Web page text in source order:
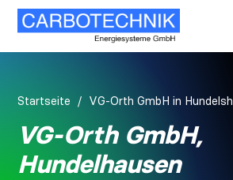
Startseite VG-Orth GmbH in
VG-Orth GmbH,
Hundelhausen